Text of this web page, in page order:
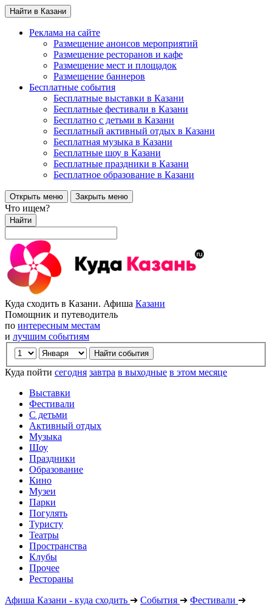
Найти в Казани
Реклама на сайте
Размещение анонсов мероприятий
Размещение ресторанов и кафе
Размещение мест и площадок
Размещение баннеров
Бесплатные события
Бесплатные выставки в Казани
Бесплатные фестивали в Казани
Бесплатно с детьми в Казани
Бесплатный активный отдых в Казани
Бесплатная музыка в Казани
Бесплатные шоу в Казани
Бесплатные праздники в Казани
Бесплатное образование в Казани
Открыть меню Закрыть меню
Что ищем?
Найти
Куда сходить в Казани. Афиша Казани
Помощник и путеводитель
по интересным местам
и лучшим событиям
Куда пойти сегодня завтра в выходные в этом месяце
Выставки
Фестивали
С детьми
Активный отдых
Музыка
Шоу
Праздники
Образование
Кино
Музеи
Парки
Погулять
Туристу
Театры
Пространства
Клубы
Прочее
Рестораны
Афиша Казани - куда сходить ➔ События ➔ Фестивали ➔